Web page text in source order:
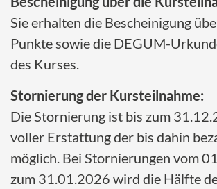
Sie erhalten die Bescheinigung
Punkte sowie die DEGUM-
des Kurses.
Stornierung der Kursteilnahme:
Die Stornierung ist bis zum
voller Erstattung der bis dahin
möglich. Bei Stornierungen vom
zum 31.01.2026 wird die Hälfte